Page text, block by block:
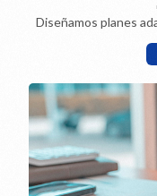
Diseñamos planes